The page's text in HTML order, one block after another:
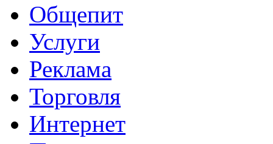
Общепит
Услуги
Реклама
Торговля
Интернет